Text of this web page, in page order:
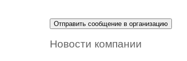
Новости компании